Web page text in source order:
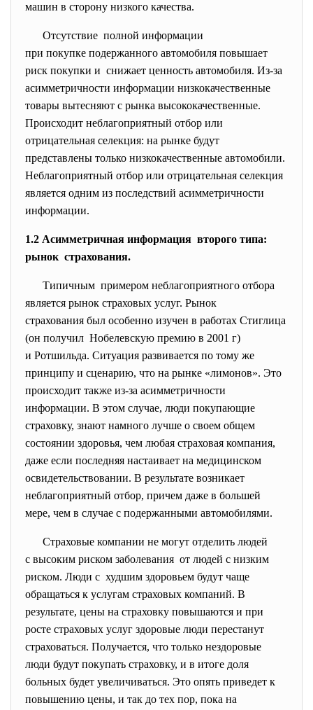
машин в сторону низкого качества.
Отсутствие полной информации
при покупке подержанного автомобиля повышает
риск покупки и снижает ценность автомобиля. Из-за
асимметричности информации низкокачественные
товары вытесняют с рынка высококачественные.
Происходит неблагоприятный отбор или
отрицательная селекция: на рынке будут
представлены только низкокачественные автомобили.
Неблагоприятный отбор или отрицательная селекция
является одним из последствий асимметричности
информации.
1.2 Асимметричная информация второго типа:
рынок страхования.
Типичным примером неблагоприятного отбора
является рынок страховых услуг. Рынок
страхования был особенно изучен в работах Стиглица
(он получил Нобелевскую премию в 2001 г)
и Ротшильда. Ситуация развивается по тому же
принципу и сценарию, что на рынке «лимонов». Это
происходит также из-за асимметричности
информации. В этом случае, люди покупающие
страховку, знают намного лучше о своем общем
состоянии здоровья, чем любая страховая компания,
даже если последняя настаивает на медицинском
освидетельствовании. В результате возникает
неблагоприятный отбор, причем даже в большей
мере, чем в случае с подержанными автомобилями.
Страховые компании не могут отделить людей
с высоким риском заболевания от людей с низким
риском. Люди с худшим здоровьем будут чаще
обращаться к услугам страховых компаний. В
результате, цены на страховку повышаются и при
росте страховых услуг здоровые люди перестанут
страховаться. Получается, что только нездоровые
люди будут покупать страховку, и в итоге доля
больных будет увеличиваться. Это опять приведет к
повышению цены, и так до тех пор, пока на